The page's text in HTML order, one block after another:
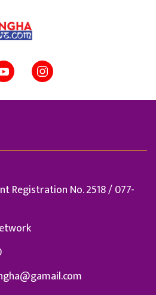
Registration No. 2518 / 077-